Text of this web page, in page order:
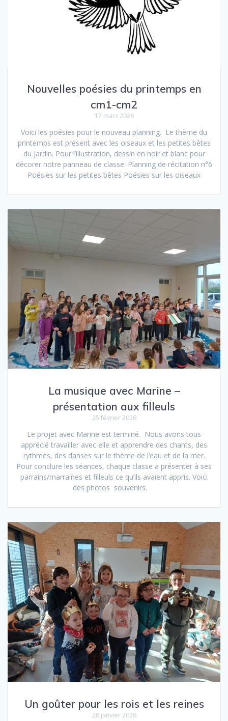
Nouvelles poésies du printemps en
cm1-cm2
17 mars 2026
Voici les poésies pour le nouveau planning. Le thème du
printemps est présent avec les oiseaux et les petites bêtes
du jardin. Pour l’illustration, dessin en noir et blanc pour
décorer notre panneau de classe. Planning de récitation n°6
Poésies sur les petites bêtes Poésies sur les oiseaux
La musique avec Marine –
présentation aux filleuls
25 février 2026
Le projet avec Marine est terminé. Nous avons tous
apprécié travailler avec elle et apprendre des chants, des
rythmes, des danses sur le thème de l’eau et de la mer.
Pour conclure les séances, chaque classe a présenter à ses
parrains/marraines et filleuls ce qu’ils avaient appris. Voici
des photos souvenirs.
Un goûter pour les rois et les reines
28 janvier 2026